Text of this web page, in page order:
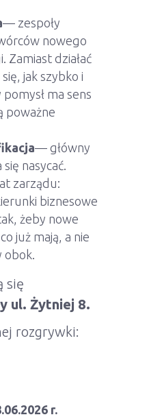
— zespoły
nowego
Zamiast działać
jak szybko i
ma sens
poważne
— główny
nasycać.
zarządu:
biznesowe
żeby nowe
już mają, a nie
obok.
się
ul. Żytniej 8.
rozgrywki:
r.